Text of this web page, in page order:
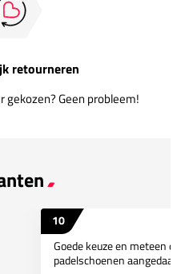
retourneren
Geen probleem!
10
Goede keuze en meteen
padelschoenen